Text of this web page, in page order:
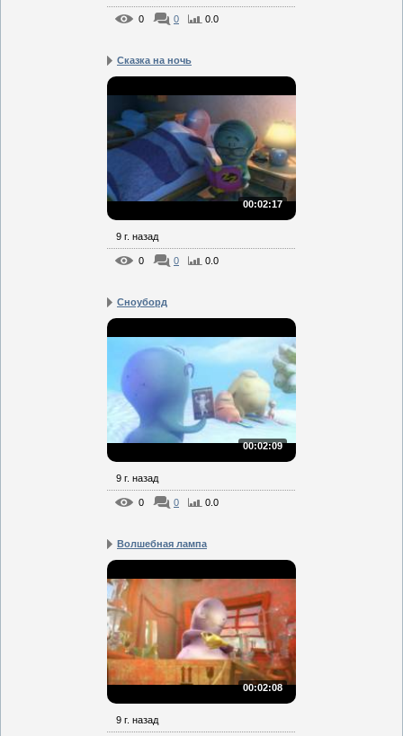
0 0 0.0
Сказка на ночь
00:02:17
9 г. назад
0 0 0.0
Сноуборд
00:02:09
9 г. назад
0 0 0.0
Волшебная лампа
00:02:08
9 г. назад